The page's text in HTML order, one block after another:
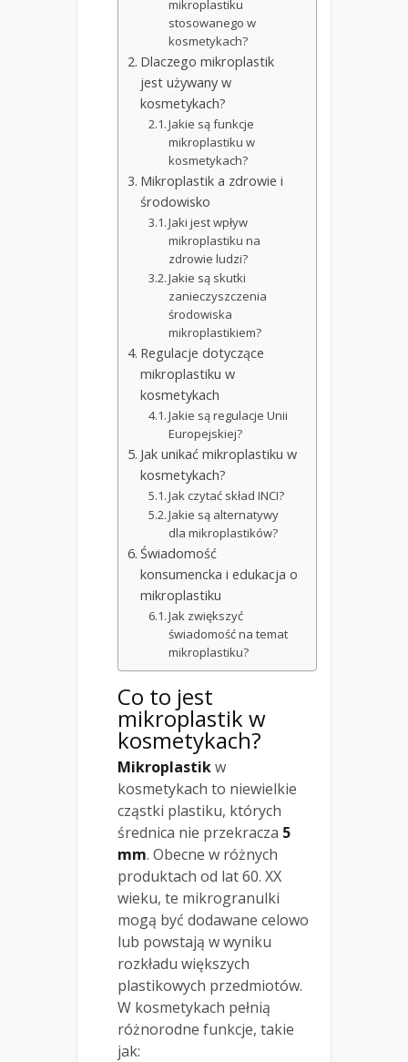
mikroplastiku
stosowanego w
kosmetykach?
Dlaczego mikroplastik
jest używany w
kosmetykach?
Jakie są funkcje
mikroplastiku w
kosmetykach?
Mikroplastik a zdrowie i
środowisko
Jaki jest wpływ
mikroplastiku na
zdrowie ludzi?
Jakie są skutki
zanieczyszczenia
środowiska
mikroplastikiem?
Regulacje dotyczące
mikroplastiku w
kosmetykach
Jakie są regulacje Unii
Europejskiej?
Jak unikać mikroplastiku w
kosmetykach?
Jak czytać skład INCI?
Jakie są alternatywy
dla mikroplastików?
Świadomość
konsumencka i edukacja o
mikroplastiku
Jak zwiększyć
świadomość na temat
mikroplastiku?
Co to jest
mikroplastik w
kosmetykach?
Mikroplastikw
kosmetykach to niewielkie
cząstki plastiku, których
średnica nie przekracza 5
mm. Obecne w różnych
produktach od lat 60. XX
wieku, te mikrogranulki
mogą być dodawane celowo
lub powstają w wyniku
rozkładu większych
plastikowych przedmiotów.
W kosmetykach pełnią
różnorodne funkcje, takie
jak: